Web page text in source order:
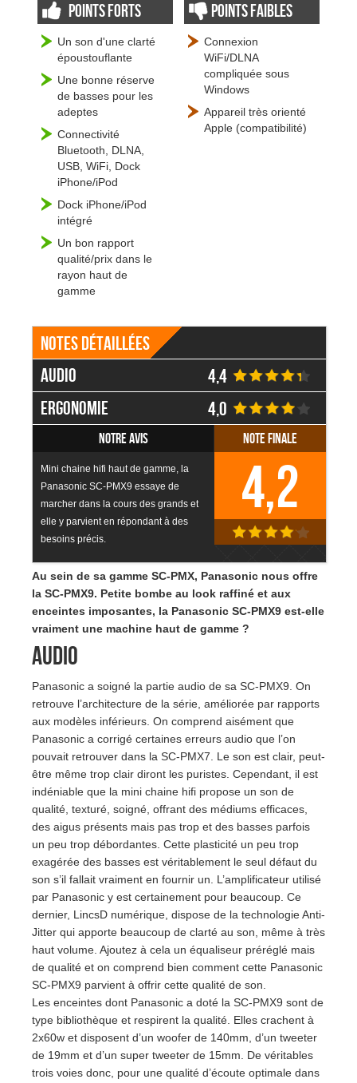
Points forts
Un son d'une clarté
époustouflante
Une bonne réserve
de basses pour les
adeptes
Connectivité
Bluetooth, DLNA,
USB, WiFi, Dock
iPhone/iPod
Dock iPhone/iPod
intégré
Un bon rapport
qualité/prix dans le
rayon haut de
gamme
Points faibles
Connexion
WiFi/DLNA
compliquée sous
Windows
Appareil très orienté
Apple (compatibilité)
Notes détaillées
Audio
4,4
Ergonomie
4,0
Notre avis
Mini chaine hifi haut de gamme, la
Panasonic SC-PMX9 essaye de
marcher dans la cours des grands et
elle y parvient en répondant à des
besoins précis.
Note finale
4,2
Au sein de sa gamme SC-PMX, Panasonic nous offre
la SC-PMX9. Petite bombe au look raffiné et aux
enceintes imposantes, la Panasonic SC-PMX9 est-elle
vraiment une machine haut de gamme ?
Audio
Panasonic a soigné la partie audio de sa SC-PMX9. On
retrouve l’architecture de la série, améliorée par rapports
aux modèles inférieurs. On comprend aisément que
Panasonic a corrigé certaines erreurs audio que l’on
pouvait retrouver dans la SC-PMX7. Le son est clair, peut-
être même trop clair diront les puristes. Cependant, il est
indéniable que la mini chaine hifi propose un son de
qualité, texturé, soigné, offrant des médiums efficaces,
des aigus présents mais pas trop et des basses parfois
un peu trop débordantes. Cette plasticité un peu trop
exagérée des basses est véritablement le seul défaut du
son s’il fallait vraiment en fournir un. L’amplificateur utilisé
par Panasonic y est certainement pour beaucoup. Ce
dernier, LincsD numérique, dispose de la technologie Anti-
Jitter qui apporte beaucoup de clarté au son, même à très
haut volume. Ajoutez à cela un équaliseur préréglé mais
de qualité et on comprend bien comment cette Panasonic
SC-PMX9 parvient à offrir cette qualité de son.
Les enceintes dont Panasonic a doté la SC-PMX9 sont de
type bibliothèque et respirent la qualité. Elles crachent à
2x60w et disposent d’un woofer de 140mm, d’un tweeter
de 19mm et d’un super tweeter de 15mm. De véritables
trois voies donc, pour une qualité d’écoute optimale dans